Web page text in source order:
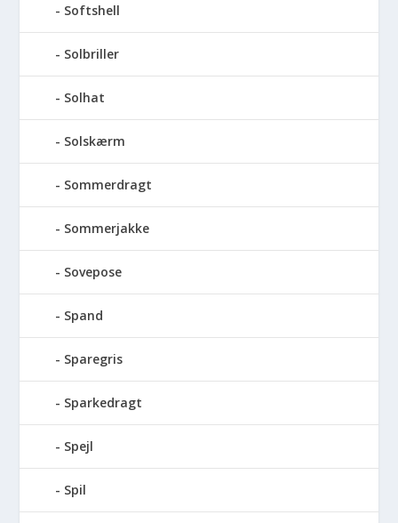
Softshell
Solbriller
Solhat
Solskærm
Sommerdragt
Sommerjakke
Sovepose
Spand
Sparegris
Sparkedragt
Spejl
Spil